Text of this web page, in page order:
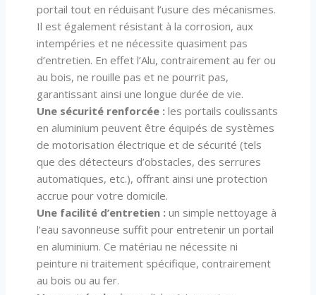
portail tout en réduisant l’usure des mécanismes.
Il est également résistant à la corrosion, aux
intempéries et ne nécessite quasiment pas
d’entretien. En effet l’Alu, contrairement au fer ou
au bois, ne rouille pas et ne pourrit pas,
garantissant ainsi une longue durée de vie.
Une sécurité renforcée : les portails coulissants
en aluminium peuvent être équipés de systèmes
de motorisation électrique et de sécurité (tels
que des détecteurs d’obstacles, des serrures
automatiques, etc.), offrant ainsi une protection
accrue pour votre domicile.
Une facilité d’entretien : un simple nettoyage à
l’eau savonneuse suffit pour entretenir un portail
en aluminium. Ce matériau ne nécessite ni
peinture ni traitement spécifique, contrairement
au bois ou au fer.